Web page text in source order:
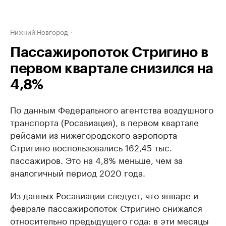
Нижний Новгород
Пассажиропоток Стригино в
первом квартале снизился на
4,8%
По данным Федерального агентства воздушного
транспорта (Росавиация), в первом квартале
рейсами из нижегородского аэропорта
Стригино воспользовались 162,45 тыс.
пассажиров. Это на 4,8% меньше, чем за
аналогичный период 2020 года.
Из данных Росавиации следует, что январе и
феврале пассажиропоток Стригино снижался
относительно предыдущего года: в эти месяцы